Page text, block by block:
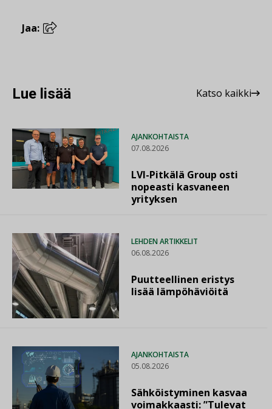
Jaa:
Lue lisää Katso kaikki
AJANKOHTAISTA
07.08.2026
LVI-Pitkälä Group osti
nopeasti kasvaneen
yrityksen
LEHDEN ARTIKKELIT
06.08.2026
Puutteellinen eristys
lisää lämpöhäviöitä
AJANKOHTAISTA
05.08.2026
Sähköistyminen kasvaa
voimakkaasti: ”Tulevat